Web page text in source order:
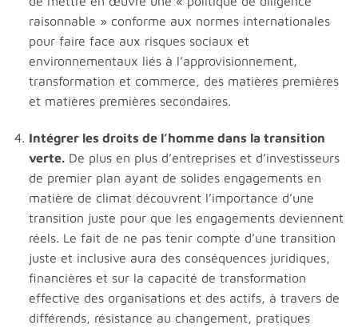
raisonnable » conforme aux normes internationales
pour faire face aux risques sociaux et
environnementaux liés à l’approvisionnement,
transformation et commerce, des matières premières
et matières premières secondaires.
Intégrer les droits de l’homme dans la transition
verte.De plus en plus d’entreprises et d’investisseurs
de premier plan ayant de solides engagements en
matière de climat découvrent l’importance d’une
transition juste pour que les engagements deviennent
réels. Le fait de ne pas tenir compte d’une transition
juste et inclusive aura des conséquences juridiques,
financières et sur la capacité de transformation
effective des organisations et des actifs, à travers de
différends, résistance au changement, pratiques